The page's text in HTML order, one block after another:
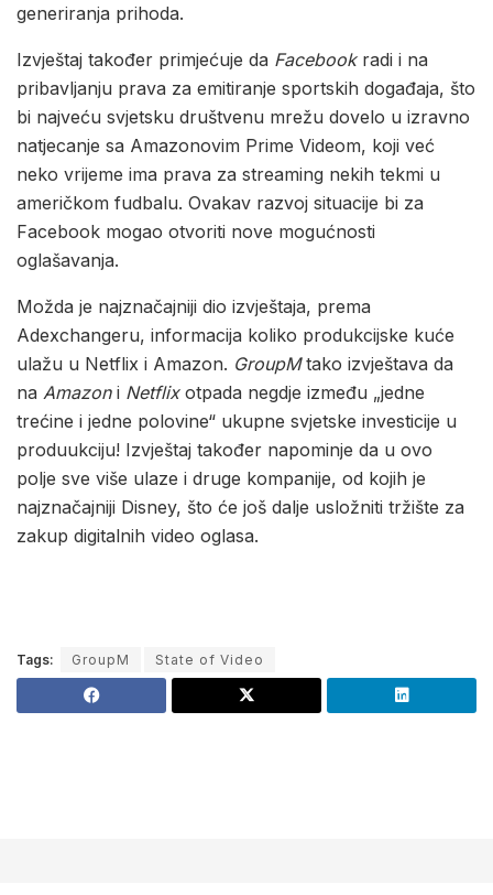
generiranja prihoda.
Izvještaj također primjećuje da Facebookradi i na
pribavljanju prava za emitiranje sportskih događaja, što
bi najveću svjetsku društvenu mrežu dovelo u izravno
natjecanje sa Amazonovim Prime Videom, koji već
neko vrijeme ima prava za streaming nekih tekmi u
američkom fudbalu. Ovakav razvoj situacije bi za
Facebook mogao otvoriti nove mogućnosti
oglašavanja.
Možda je najznačajniji dio izvještaja, prema
Adexchangeru, informacija koliko produkcijske kuće
ulažu u Netflix i Amazon. GroupMtako izvještava da
na Amazoni Netflixotpada negdje između „jedne
trećine i jedne polovine“ ukupne svjetske investicije u
produukciju! Izvještaj također napominje da u ovo
polje sve više ulaze i druge kompanije, od kojih je
najznačajniji Disney, što će još dalje usložniti tržište za
zakup digitalnih video oglasa.
Tags: GroupM State of Video